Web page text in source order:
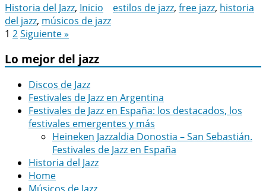
Historia del Jazz, Inicio estilos de jazz, free jazz, historia
del jazz, músicos de jazz
Paginación
de
entradas
1 2Siguiente »
Lo mejor del jazz
Discos de Jazz
Festivales de Jazz en Argentina
Festivales de Jazz en España: los destacados, los
festivales emergentes y más
Heineken Jazzaldia Donostia – San Sebastián.
Festivales de Jazz en España
Historia del Jazz
Home